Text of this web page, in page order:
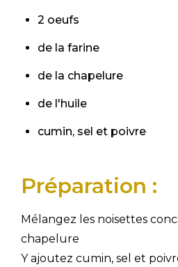
2 oeufs
de la farine
de la chapelure
de l'huile
cumin, sel et poivre
Préparation :
Mélangez les noisettes
chapelure
Y ajoutez cumin, sel et